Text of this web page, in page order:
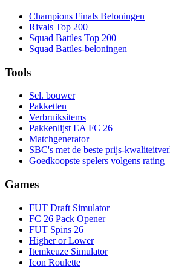
Champions Finals Beloningen
Rivals Top 200
Squad Battles Top 200
Squad Battles-beloningen
Tools
Sel. bouwer
Pakketten
Verbruiksitems
Pakkenlijst EA FC 26
Matchgenerator
SBC's met de beste prijs-
Goedkoopste spelers volgens rating
Games
FUT Draft Simulator
FC 26 Pack Opener
FUT Spins 26
Higher or Lower
Itemkeuze Simulator
Icon Roulette